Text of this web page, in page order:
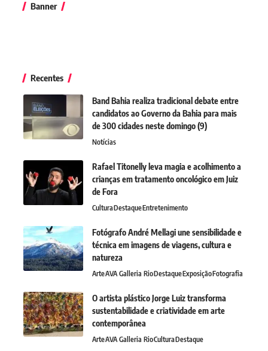
Banner
Recentes
Band Bahia realiza tradicional debate entre
candidatos ao Governo da Bahia para mais
de 300 cidades neste domingo (9)
Notícias
Rafael Titonelly leva magia e acolhimento a
crianças em tratamento oncológico em Juiz
de Fora
CulturaDestaqueEntretenimento
Fotógrafo André Mellagi une sensibilidade e
técnica em imagens de viagens, cultura e
natureza
ArteAVA Galleria RioDestaqueExposiçãoFotografia
O artista plástico Jorge Luiz transforma
sustentabilidade e criatividade em arte
contemporânea
ArteAVA Galleria RioCulturaDestaque